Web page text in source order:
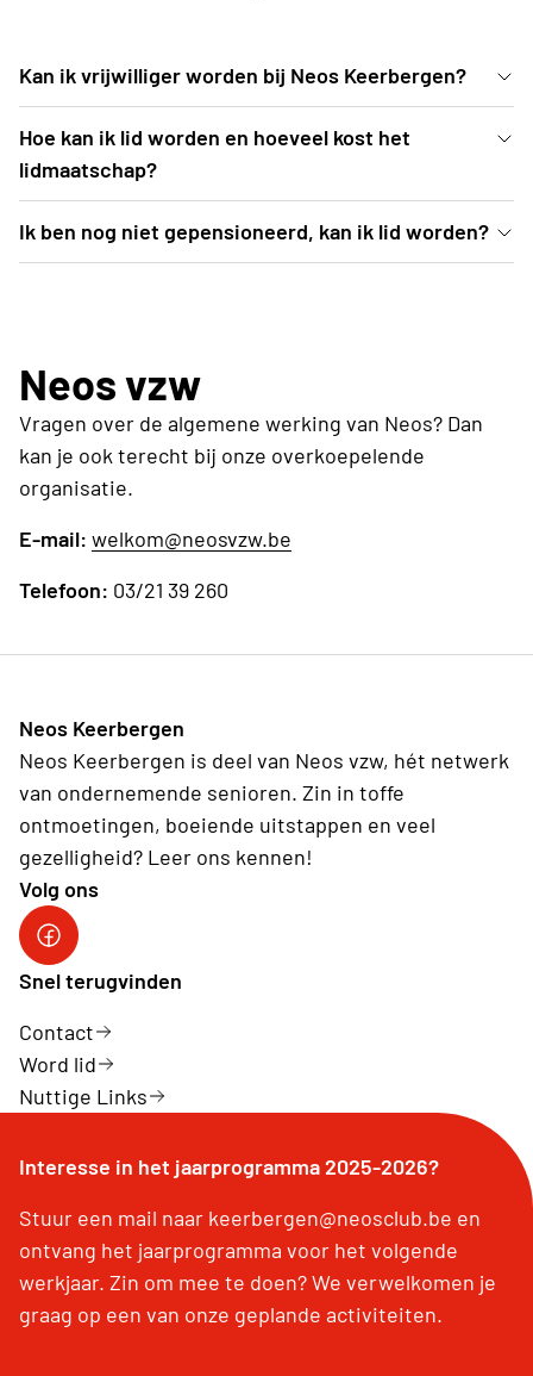
Kan ik vrijwilliger worden bij Neos Keerbergen?
Vrijwilligers zijn zeker welkom. Neem daarvoor
contact op via keerbergen@neosclub.be
Hoe kan ik lid worden en hoeveel kost het
lidmaatschap?
Het lidmaatschap bedraagt 40 euro. Je kan lid
worden vanaf 1 september door te klikken op de
Ik ben nog niet gepensioneerd, kan ik lid worden?
daarentegen vinden doorgang op een zaterdag of
zondag.
Neos vzw
Vragen over de algemene werking van Neos? Dan
kan je ook terecht bij onze overkoepelende
organisatie.
E-mail: welkom@neosvzw.be
Telefoon: 03/21 39 260
Neos Keerbergen
Neos Keerbergen is deel van Neos vzw, hét netwerk
van ondernemende senioren. Zin in toffe
ontmoetingen, boeiende uitstappen en veel
gezelligheid? Leer ons kennen!
Volg ons
Neosvzw
Snel terugvinden
Contact
Word lid
Nuttige Links
Interesse in het jaarprogramma 2025-2026?
Stuur een mail naar keerbergen@neosclub.be en
ontvang het jaarprogramma voor het volgende
werkjaar. Zin om mee te doen? We verwelkomen je
graag op een van onze geplande activiteiten.